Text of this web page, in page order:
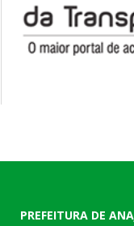
PREFEITURA DE